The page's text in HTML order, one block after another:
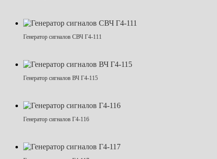
Генератор сигналов СВЧ Г4-111
Генератор сигналов ВЧ Г4-115
Генератор сигналов Г4-116